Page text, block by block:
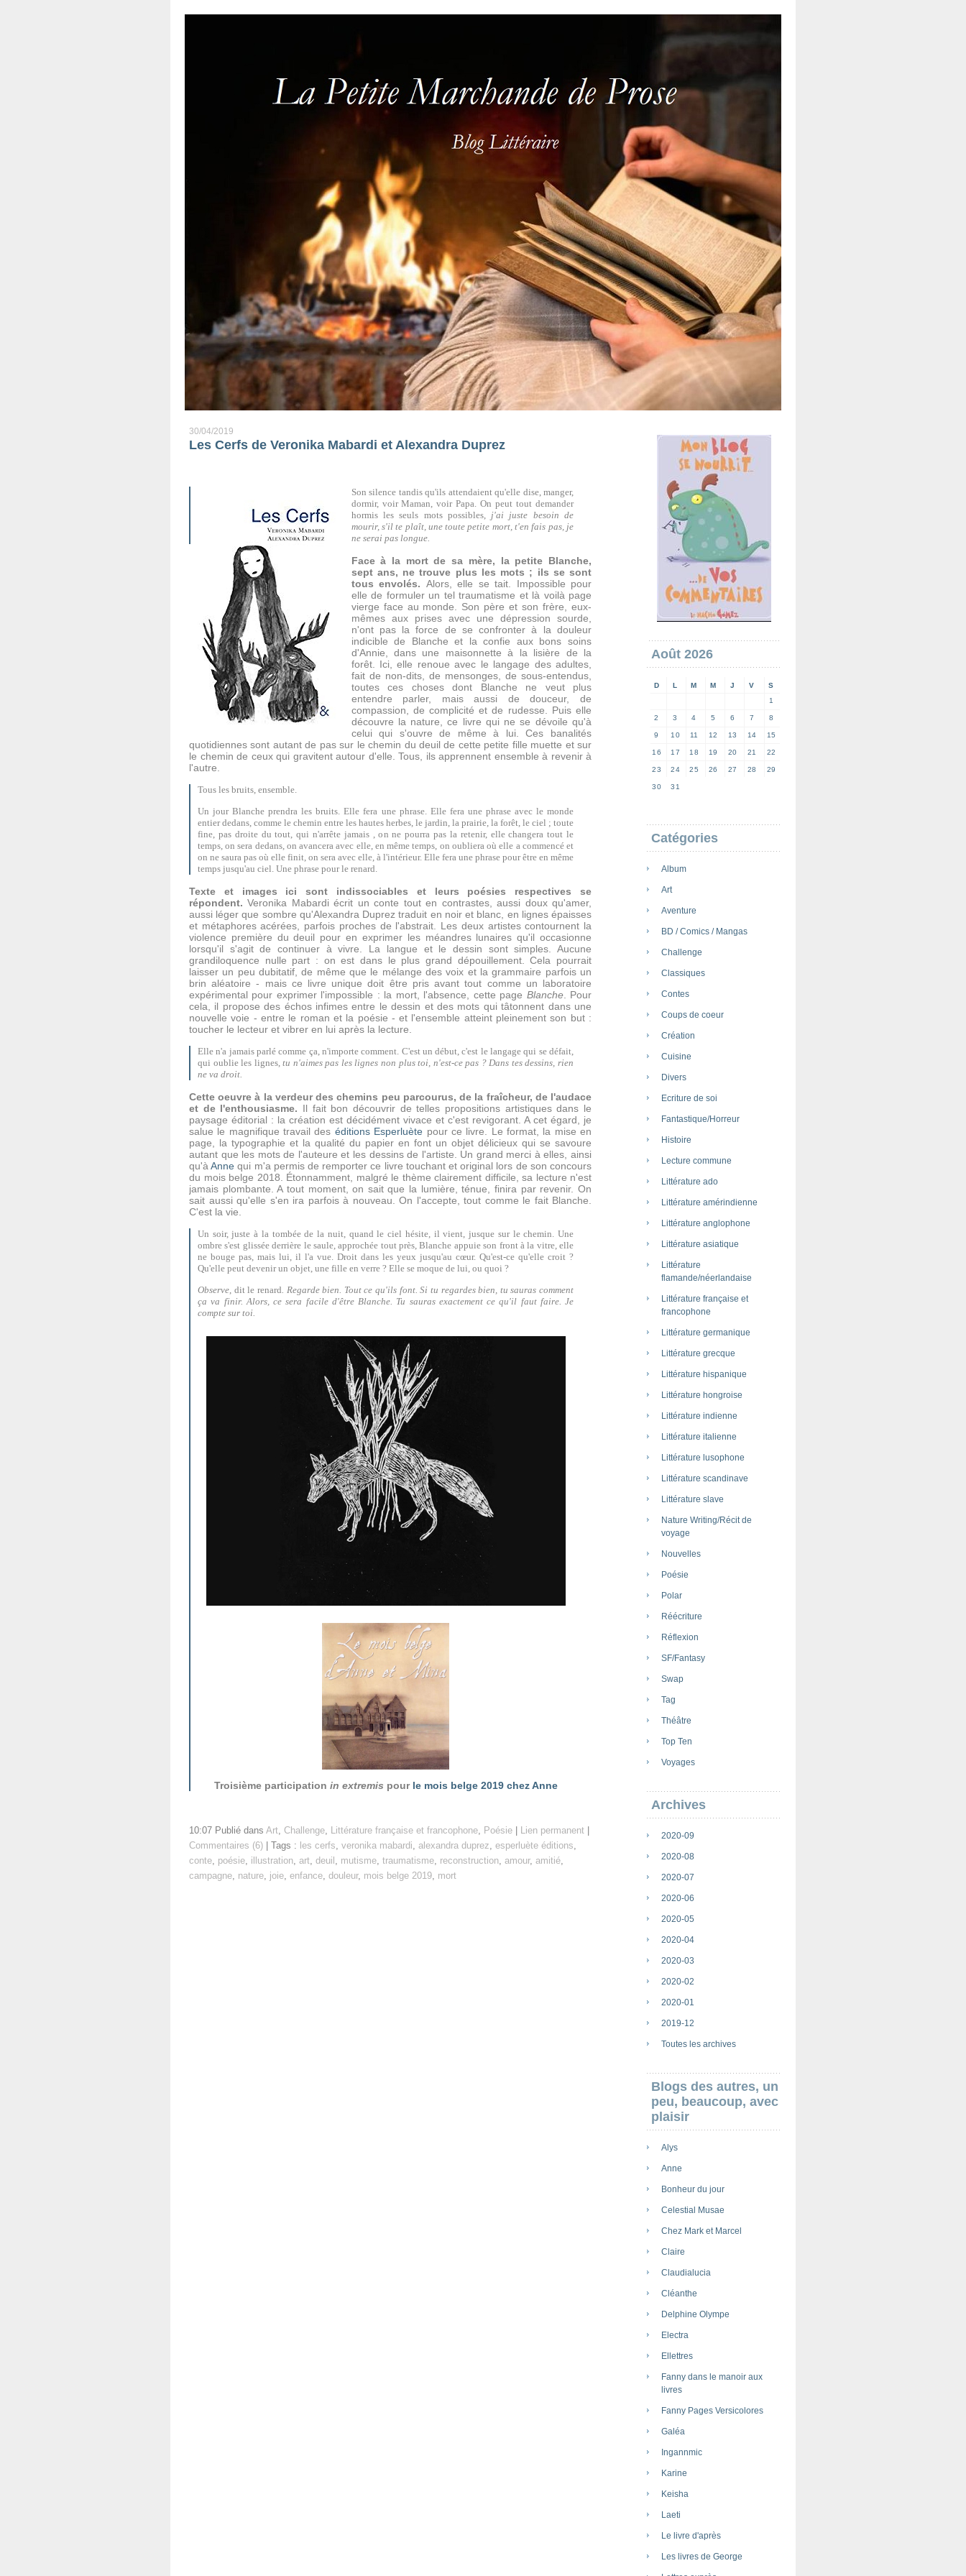
Août 2026
D L M M J V
S
1
2 3 4 5 6 7 8
9 10 11 12 13 14 15
16 17 18 19 20 21 22
23 24 25 26 27 28 29
30 31
Catégories
Album
Art
Aventure
BD / Comics / Mangas
Challenge
Classiques
Contes
Coups de coeur
Création
Cuisine
Divers
Ecriture de soi
Fantastique/Horreur
Histoire
Lecture commune
Littérature ado
Littérature amérindienne
Littérature anglophone
Littérature asiatique
Littérature
flamande/néerlandaise
Littérature française et
francophone
Littérature germanique
Littérature grecque
Littérature hispanique
Littérature hongroise
Littérature indienne
Littérature italienne
Littérature lusophone
Littérature scandinave
Littérature slave
Nature Writing/Récit de
voyage
Nouvelles
Poésie
Polar
Réécriture
Réflexion
SF/Fantasy
Swap
Tag
Théâtre
Top Ten
Voyages
Archives
2020-09
2020-08
2020-07
2020-06
2020-05
2020-04
2020-03
2020-02
2020-01
2019-12
Toutes les archives
Blogs des autres, un
peu, beaucoup, avec
plaisir
Alys
Anne
Bonheur du jour
Celestial Musae
Chez Mark et Marcel
Claire
Claudialucia
Cléanthe
Delphine Olympe
Electra
Ellettres
Fanny dans le manoir aux
livres
Fanny Pages Versicolores
Galéa
Ingannmic
Karine
Keisha
Laeti
Le livre d'après
Les livres de George
30/04/2019
Les Cerfs de Veronika Mabardi et Alexandra Duprez
Son silence tandis qu'ils attendaient qu'elle dise, manger,
dormir, voir Maman, voir Papa. On peut tout demander
hormis les seuls mots possibles, j'ai juste besoin de
mourir, s'il te plaît, une toute petite mort, t'en fais pas, je
ne serai pas longue.
Face à la mort de sa mère, la petite Blanche,
sept ans, ne trouve plus les mots ; ils se sont
tous envolés. Alors, elle se tait. Impossible pour
elle de formuler un tel traumatisme et là voilà page
vierge face au monde. Son père et son frère, eux-
mêmes aux prises avec une dépression sourde,
n'ont pas la force de se confronter à la douleur
indicible de Blanche et la confie aux bons soins
d'Annie, dans une maisonnette à la lisière de la
forêt. Ici, elle renoue avec le langage des adultes,
fait de non-dits, de mensonges, de sous-entendus,
toutes ces choses dont Blanche ne veut plus
entendre parler, mais aussi de douceur, de
compassion, de complicité et de rudesse. Puis elle
découvre la nature, ce livre qui ne se dévoile qu'à
celui qui s'ouvre de même à lui. Ces banalités
quotidiennes sont autant de pas sur le chemin du deuil de cette petite fille muette et sur
le chemin de ceux qui gravitent autour d'elle. Tous, ils apprennent ensemble à revenir à
l'autre.
Tous les bruits, ensemble.
Un jour Blanche prendra les bruits. Elle fera une phrase. Elle fera une phrase avec le monde
entier dedans, comme le chemin entre les hautes herbes, le jardin, la prairie, la forêt, le ciel ; toute
fine, pas droite du tout, qui n'arrête jamais , on ne pourra pas la retenir, elle changera tout le
temps, on sera dedans, on avancera avec elle, en même temps, on oubliera où elle a commencé et
on ne saura pas où elle finit, on sera avec elle, à l'intérieur. Elle fera une phrase pour être en même
temps jusqu'au ciel. Une phrase pour le renard.
Texte et images ici sont indissociables et leurs poésies respectives se
répondent. Veronika Mabardi écrit un conte tout en contrastes, aussi doux qu'amer,
aussi léger que sombre qu'Alexandra Duprez traduit en noir et blanc, en lignes épaisses
et métaphores acérées, parfois proches de l'abstrait. Les deux artistes contournent la
violence première du deuil pour en exprimer les méandres lunaires qu'il occasionne
lorsqu'il s'agit de continuer à vivre. La langue et le dessin sont simples. Aucune
grandiloquence nulle part : on est dans le plus grand dépouillement. Cela pourrait
laisser un peu dubitatif, de même que le mélange des voix et la grammaire parfois un
brin aléatoire - mais ce livre unique doit être pris avant tout comme un laboratoire
expérimental pour exprimer l'impossible : la mort, l'absence, cette page Blanche. Pour
cela, il propose des échos infimes entre le dessin et des mots qui tâtonnent dans une
nouvelle voie - entre le roman et la poésie - et l'ensemble atteint pleinement son but :
toucher le lecteur et vibrer en lui après la lecture.
Elle n'a jamais parlé comme ça, n'importe comment. C'est un début, c'est le langage qui se défait,
qui oublie les lignes,tu n'aimes pas les lignes non plus toi, n'est-ce pas ? Dans tes dessins, rien
ne va droit.
Cette oeuvre à la verdeur des chemins peu parcourus, de la fraîcheur, de l'audace
et de l'enthousiasme. Il fait bon découvrir de telles propositions artistiques dans le
paysage éditorial : la création est décidément vivace et c'est revigorant. A cet égard, je
salue le magnifique travail des éditions Esperluète pour ce livre. Le format, la mise en
page, la typographie et la qualité du papier en font un objet délicieux qui se savoure
autant que les mots de l'auteure et les dessins de l'artiste. Un grand merci à elles, ainsi
qu'àAnne qui m'a permis de remporter ce livre touchant et original lors de son concours
du mois belge 2018. Étonnamment, malgré le thème clairement difficile, sa lecture n'est
jamais plombante. A tout moment, on sait que la lumière, ténue, finira par revenir. On
sait aussi qu'elle s'en ira parfois à nouveau. On l'accepte, tout comme le fait Blanche.
C'est la vie.
Un soir, juste à la tombée de la nuit, quand le ciel hésite, il vient, jusque sur le chemin. Une
ombre s'est glissée derrière le saule, approchée tout près, Blanche appuie son front à la vitre, elle
ne bouge pas, mais lui, il l'a vue. Droit dans les yeux jusqu'au cœur. Qu'est-ce qu'elle croit ?
Qu'elle peut devenir un objet, une fille en verre ? Elle se moque de lui, ou quoi ?
Observe, dit le renard. Regarde bien. Tout ce qu'ils font. Si tu regardes bien, tu sauras comment
ça va finir. Alors, ce sera facile d'être Blanche. Tu sauras exactement ce qu'il faut faire. Je
compte sur toi.
Troisième participation in extremis pour le mois belge 2019 chez Anne
10:07 Publié dans Art Challenge Littérature française et francophone Poésie Lien permanent
Commentaires (6) | Tags : les cerfs veronika mabardi alexandra duprez esperluète éditions
conte
poésie illustration art deuil mutisme traumatisme reconstruction amour, amitié
campagne
nature joie enfance douleur, mois belge 2019 mort